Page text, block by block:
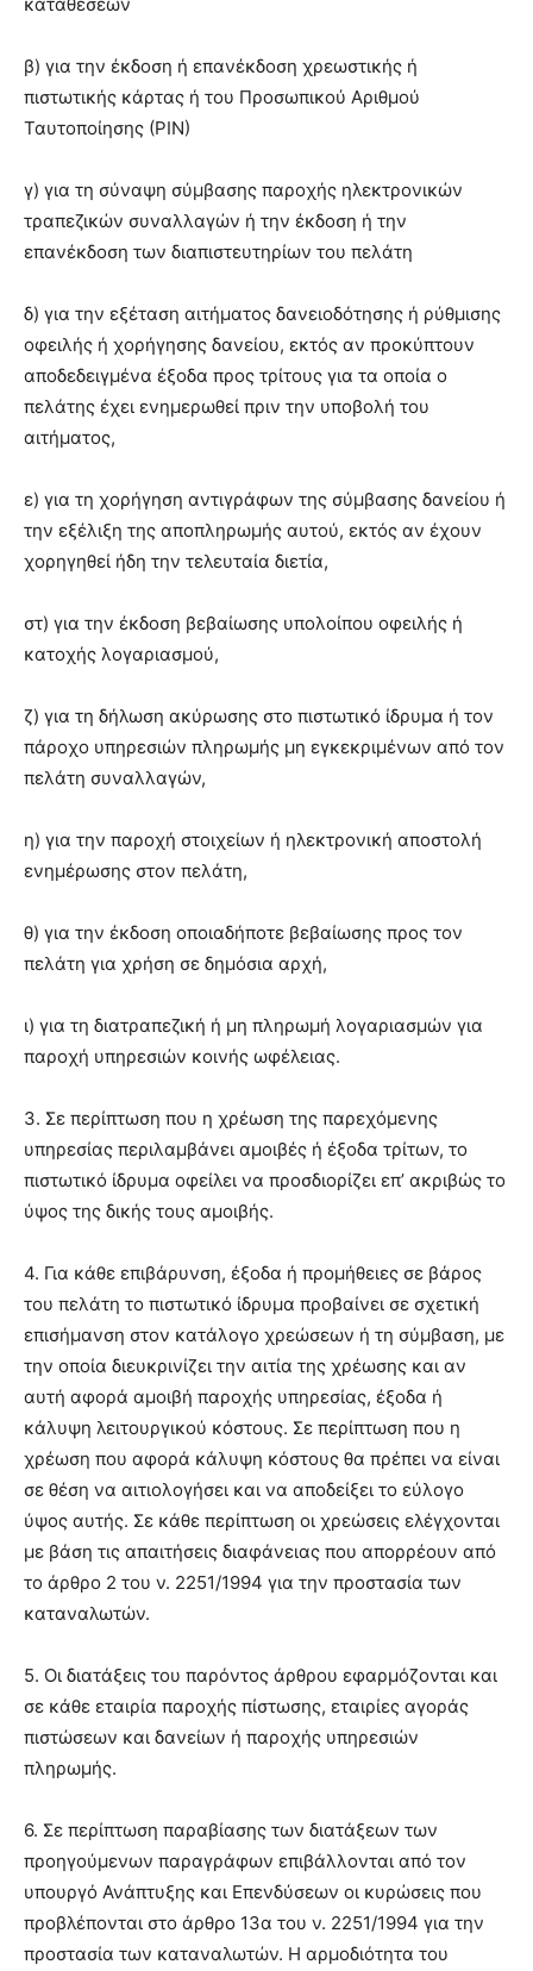
καταθέσεων
β) για την έκδοση ή επανέκδοση χρεωστικής ή
πιστωτικής κάρτας ή του Προσωπικού Αριθμού
Ταυτοποίησης (ΡΙΝ)
γ) για τη σύναψη σύμβασης παροχής ηλεκτρονικών
τραπεζικών συναλλαγών ή την έκδοση ή την
επανέκδοση των διαπιστευτηρίων του πελάτη
δ) για την εξέταση αιτήματος δανειοδότησης ή ρύθμισης
οφειλής ή χορήγησης δανείου, εκτός αν προκύπτουν
αποδεδειγμένα έξοδα προς τρίτους για τα οποία ο
πελάτης έχει ενημερωθεί πριν την υποβολή του
αιτήματος,
ε) για τη χορήγηση αντιγράφων της σύμβασης δανείου ή
την εξέλιξη της αποπληρωμής αυτού, εκτός αν έχουν
χορηγηθεί ήδη την τελευταία διετία,
στ) για την έκδοση βεβαίωσης υπολοίπου οφειλής ή
κατοχής λογαριασμού,
ζ) για τη δήλωση ακύρωσης στο πιστωτικό ίδρυμα ή τον
πάροχο υπηρεσιών πληρωμής μη εγκεκριμένων από τον
πελάτη συναλλαγών,
η) για την παροχή στοιχείων ή ηλεκτρονική αποστολή
ενημέρωσης στον πελάτη,
θ) για την έκδοση οποιαδήποτε βεβαίωσης προς τον
πελάτη για χρήση σε δημόσια αρχή,
ι) για τη διατραπεζική ή μη πληρωμή λογαριασμών για
παροχή υπηρεσιών κοινής ωφέλειας.
3. Σε περίπτωση που η χρέωση της παρεχόμενης
υπηρεσίας περιλαμβάνει αμοιβές ή έξοδα τρίτων, το
πιστωτικό ίδρυμα οφείλει να προσδιορίζει επ’ ακριβώς το
ύψος της δικής τους αμοιβής.
4. Για κάθε επιβάρυνση, έξοδα ή προμήθειες σε βάρος
του πελάτη το πιστωτικό ίδρυμα προβαίνει σε σχετική
επισήμανση στον κατάλογο χρεώσεων ή τη σύμβαση, με
την οποία διευκρινίζει την αιτία της χρέωσης και αν
αυτή αφορά αμοιβή παροχής υπηρεσίας, έξοδα ή
κάλυψη λειτουργικού κόστους. Σε περίπτωση που η
χρέωση που αφορά κάλυψη κόστους θα πρέπει να είναι
σε θέση να αιτιολογήσει και να αποδείξει το εύλογο
ύψος αυτής. Σε κάθε περίπτωση οι χρεώσεις ελέγχονται
με βάση τις απαιτήσεις διαφάνειας που απορρέουν από
το άρθρο 2 του ν. 2251/1994 για την προστασία των
καταναλωτών.
5. Οι διατάξεις του παρόντος άρθρου εφαρμόζονται και
σε κάθε εταιρία παροχής πίστωσης, εταιρίες αγοράς
πιστώσεων και δανείων ή παροχής υπηρεσιών
πληρωμής.
6. Σε περίπτωση παραβίασης των διατάξεων των
προηγούμενων παραγράφων επιβάλλονται από τον
υπουργό Ανάπτυξης και Επενδύσεων οι κυρώσεις που
προβλέπονται στο άρθρο 13α του ν. 2251/1994 για την
προστασία των καταναλωτών. Η αρμοδιότητα του